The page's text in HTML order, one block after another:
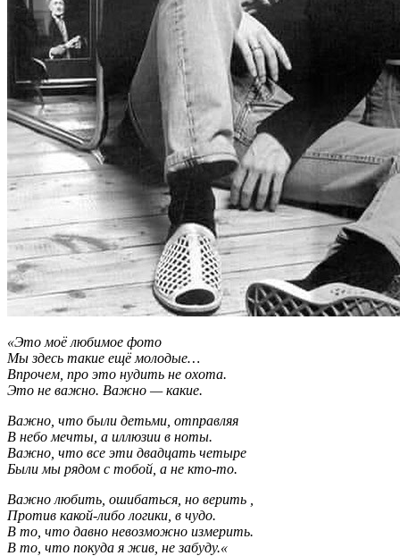
«Это моё любимое фото
Мы здесь такие ещё молодые…
Впрочем, про это нудить не охота.
Это не важно. Важно — какие.
Важно, что были детьми, отправляя
В небо мечты, а иллюзии в ноты.
Важно, что все эти двадцать четыре
Были мы рядом с тобой, а не кто-то.
Важно любить, ошибаться, но верить ,
Против какой-либо логики, в чудо.
В то, что давно невозможно измерить.
В то, что покуда я жив, не забуду.«